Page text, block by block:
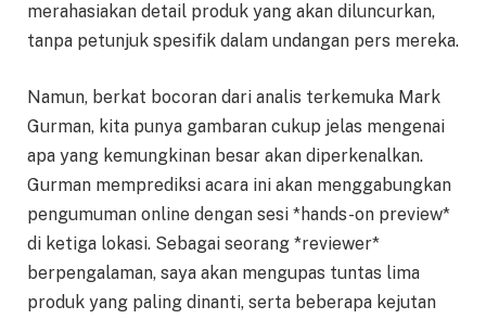
merahasiakan detail produk yang akan diluncurkan,
tanpa petunjuk spesifik dalam undangan pers mereka.
Namun, berkat bocoran dari analis terkemuka Mark
Gurman, kita punya gambaran cukup jelas mengenai
apa yang kemungkinan besar akan diperkenalkan.
Gurman memprediksi acara ini akan menggabungkan
pengumuman online dengan sesi *hands-on preview*
di ketiga lokasi. Sebagai seorang *reviewer*
berpengalaman, saya akan mengupas tuntas lima
produk yang paling dinanti, serta beberapa kejutan